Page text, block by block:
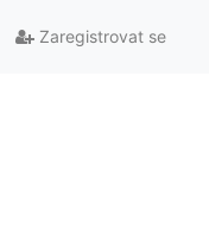
Zaregistrovat se